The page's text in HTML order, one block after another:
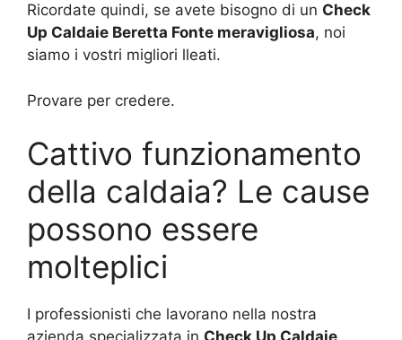
Ricordate quindi, se avete bisogno di un Check
Up Caldaie Beretta Fonte meravigliosa, noi
siamo i vostri migliori lleati.
Provare per credere.
Cattivo funzionamento
della caldaia? Le cause
possono essere
molteplici
I professionisti che lavorano nella nostra
azienda specializzata in Check Up Caldaie